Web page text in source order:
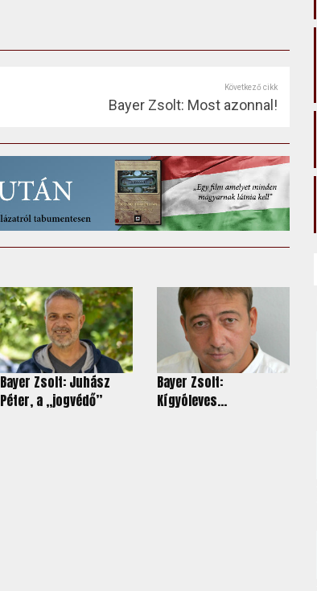
Következő cikk
Bayer Zsolt: Most azonnal!
Bayer Zsolt: Juhász
Péter, a „jogvédő”
Bayer Zsolt:
Kígyóleves...